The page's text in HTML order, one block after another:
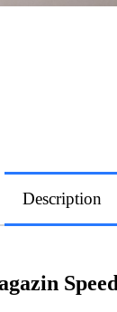
Description